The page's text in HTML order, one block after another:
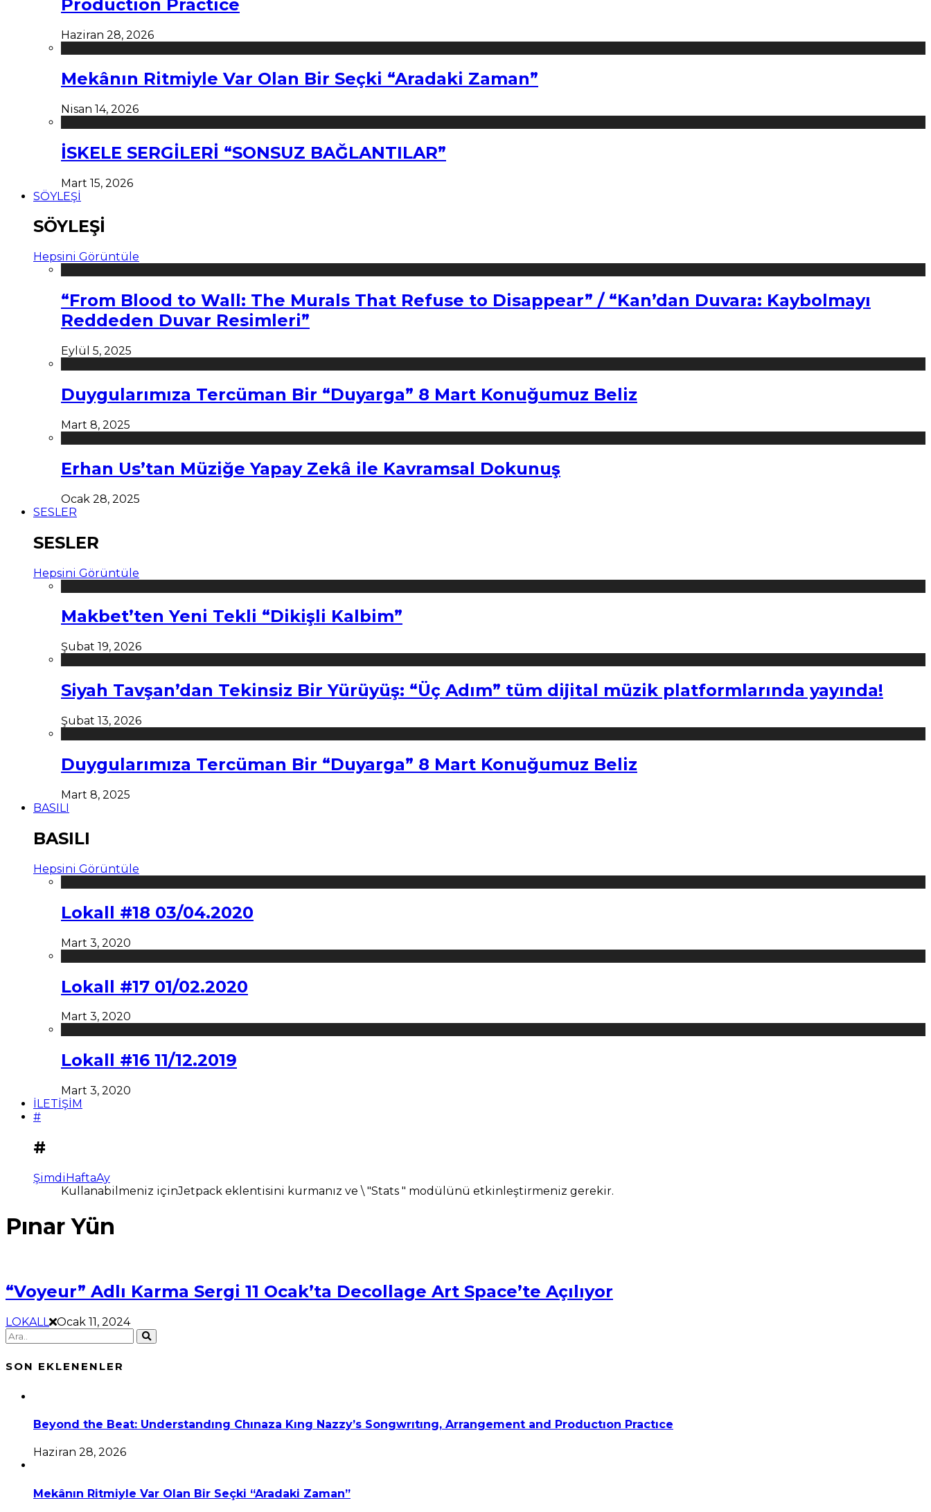
Productıon Practıce
Haziran 28, 2026
Mekânın Ritmiyle Var Olan Bir Seçki “Aradaki Zaman”
Nisan 14, 2026
İSKELE SERGİLERİ “SONSUZ BAĞLANTILAR”
Mart 15, 2026
SÖYLEŞİ
SÖYLEŞİ
Hepsini Görüntüle
“From Blood to Wall: The Murals That Refuse to Disappear” / “Kan’dan Duvara: Kaybolmayı
Reddeden Duvar Resimleri”
Eylül 5, 2025
Duygularımıza Tercüman Bir “Duyarga” 8 Mart Konuğumuz Beliz
Mart 8, 2025
Erhan Us’tan Müziğe Yapay Zekâ ile Kavramsal Dokunuş
Ocak 28, 2025
SESLER
SESLER
Hepsini Görüntüle
Makbet’ten Yeni Tekli “Dikişli Kalbim”
Şubat 19, 2026
Siyah Tavşan’dan Tekinsiz Bir Yürüyüş: “Üç Adım” tüm dijital müzik platformlarında yayında!
Şubat 13, 2026
Duygularımıza Tercüman Bir “Duyarga” 8 Mart Konuğumuz Beliz
Mart 8, 2025
BASILI
BASILI
Hepsini Görüntüle
Lokall #18 03/04.2020
Mart 3, 2020
Lokall #17 01/02.2020
Mart 3, 2020
Lokall #16 11/12.2019
Mart 3, 2020
İLETİŞİM
#
#
ŞimdiHaftaAy
Kullanabilmeniz içinJetpack eklentisini kurmanız ve \ "Stats " modülünü etkinleştirmeniz gerekir.
Pınar Yün
“Voyeur” Adlı Karma Sergi 11 Ocak’ta Decollage Art Space’te Açılıyor
LOKALL Ocak 11, 2024
SON EKLENENLER
Beyond the Beat: Understandıng Chınaza Kıng Nazzy’s Songwrıtıng, Arrangement and Productıon Practıce
Haziran 28, 2026
Mekânın Ritmiyle Var Olan Bir Seçki “Aradaki Zaman”